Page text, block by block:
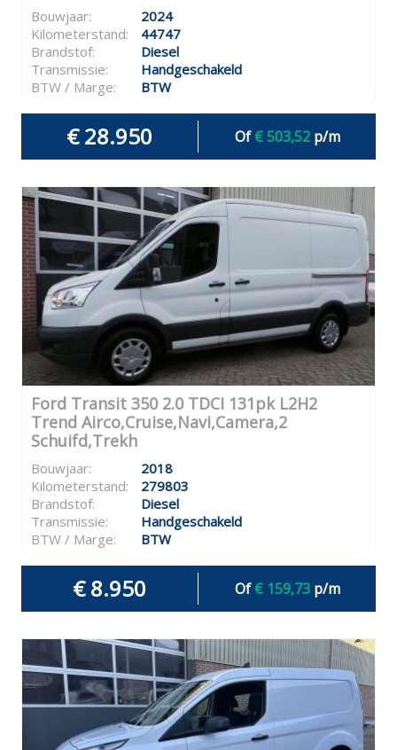
Bouwjaar:
2024
Kilometerstand:
44747
Brandstof:
Diesel
Transmissie:
Handgeschakeld
BTW / Marge:
BTW
€ 28.950 Of€ 503,52p/m
Ford Transit 350 2.0 TDCI 131pk L2H2
Trend Airco,Cruise,Navi,Camera,2
Schuifd,Trekh
Bouwjaar:
2018
Kilometerstand:
279803
Brandstof:
Diesel
Transmissie:
Handgeschakeld
BTW / Marge:
BTW
€ 8.950 Of€ 159,73p/m